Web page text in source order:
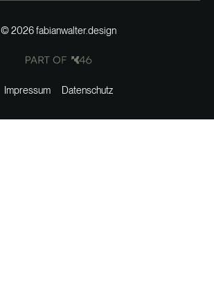
©2026fabianwalter.design
Impressum Datenschutz